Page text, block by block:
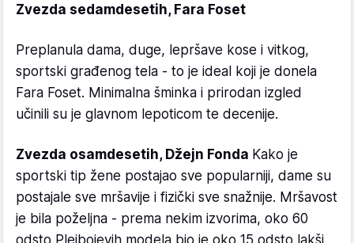
Zvezda sedamdesetih, Fara Foset
Preplanula dama, duge, lepršave kose i vitkog,
sportski građenog tela - to je ideal koji je donela
Fara Foset. Minimalna šminka i prirodan izgled
učinili su je glavnom lepoticom te decenije.
Zvezda osamdesetih, Džejn Fonda Kako je
sportski tip žene postajao sve popularniji, dame su
postajale sve mršavije i fizički sve snažnije. Mršavost
je bila poželjna - prema nekim izvorima, oko 60
odsto Plejbojevih modela bio je oko 15 odsto lakši